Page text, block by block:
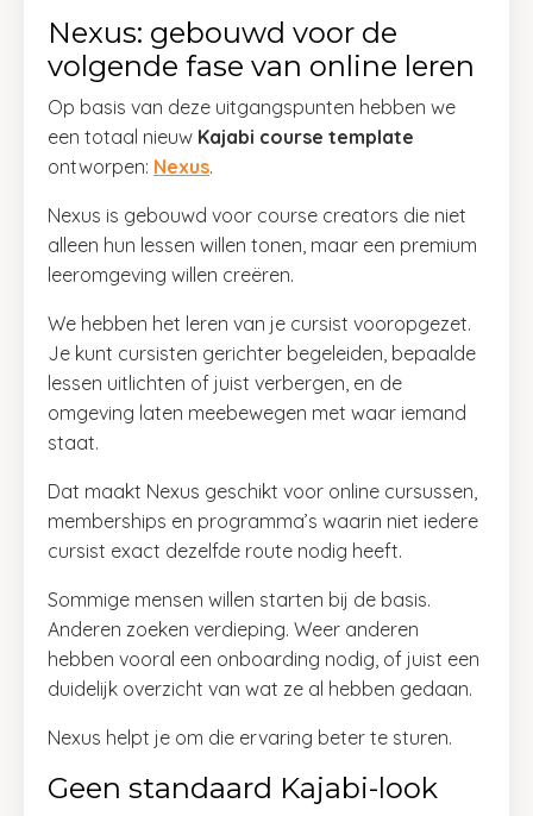
Nexus: gebouwd voor de
volgende fase van online leren
Op basis van deze uitgangspunten hebben we
een totaal nieuw Kajabi course template
ontworpen: Nexus.
Nexus is gebouwd voor course creators die niet
alleen hun lessen willen tonen, maar een premium
leeromgeving willen creëren.
We hebben het leren van je cursist vooropgezet.
Je kunt cursisten gerichter begeleiden, bepaalde
lessen uitlichten of juist verbergen, en de
omgeving laten meebewegen met waar iemand
staat.
Dat maakt Nexus geschikt voor online cursussen,
memberships en programma’s waarin niet iedere
cursist exact dezelfde route nodig heeft.
Sommige mensen willen starten bij de basis.
Anderen zoeken verdieping. Weer anderen
hebben vooral een onboarding nodig, of juist een
duidelijk overzicht van wat ze al hebben gedaan.
Nexus helpt je om die ervaring beter te sturen.
Geen standaard Kajabi-look